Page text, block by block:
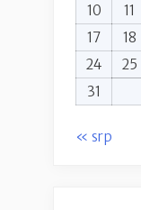
10
11
17
18
24
25
31
« srp